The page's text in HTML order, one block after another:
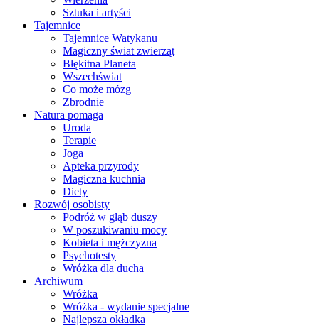
Sztuka i artyści
Tajemnice
Tajemnice Watykanu
Magiczny świat zwierząt
Błękitna Planeta
Wszechświat
Co może mózg
Zbrodnie
Natura pomaga
Uroda
Terapie
Joga
Apteka przyrody
Magiczna kuchnia
Diety
Rozwój osobisty
Podróż w głąb duszy
W poszukiwaniu mocy
Kobieta i mężczyzna
Psychotesty
Wróżka dla ducha
Archiwum
Wróżka
Wróżka - wydanie specjalne
Najlepsza okładka